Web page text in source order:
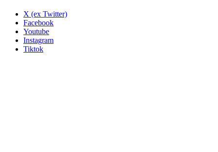
X (ex Twitter)
Facebook
Youtube
Instagram
Tiktok